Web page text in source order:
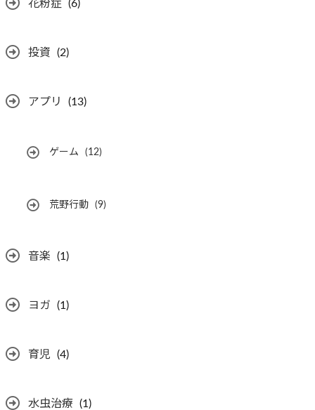
花粉症 (6)
投資 (2)
アプリ (13)
ゲーム (12)
荒野行動 (9)
音楽 (1)
ヨガ (1)
育児 (4)
水虫治療 (1)